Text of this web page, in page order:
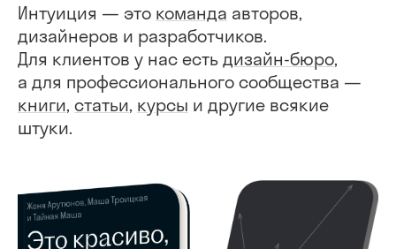
Интуиция — это команда авторов,
дизайне­ров и разработчиков.
Для клиентов у нас есть дизайн-бюро,
а для профессионального сообщества —
книги, статьи, курсы и другие всякие
штуки.